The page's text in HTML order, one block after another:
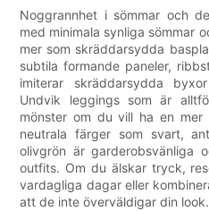
Noggrannhet i sömmar och
med minimala synliga sömmar
mer som skräddarsydda
subtila formande paneler,
imiterar skräddarsydda
Undvik leggings som är
mönster om du vill ha en mer
neutrala färger som svart,
olivgrön är garderobsvänliga
outfits. Om du älskar tryck,
vardagliga dagar eller
att de inte överväldigar din look.